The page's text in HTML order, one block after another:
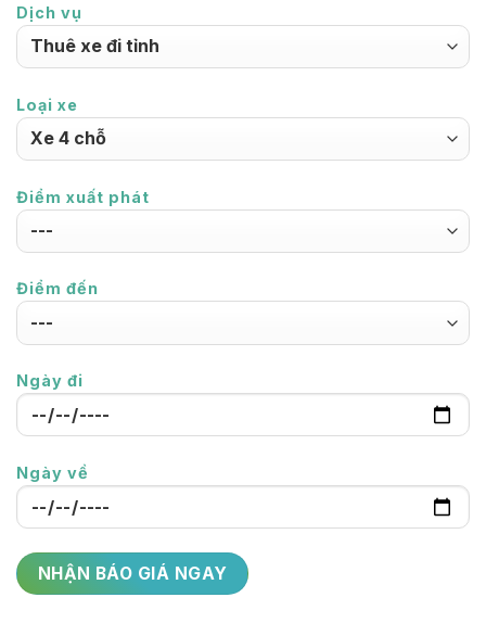
Dịch vụ
Loại xe
Điểm xuất phát
Điểm đến
Ngày đi
Ngày về